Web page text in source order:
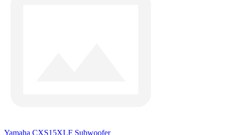
Yamaha CXS15XLF Subwoofer